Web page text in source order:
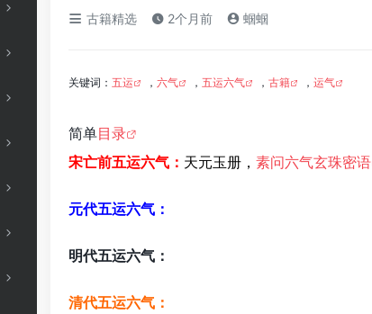
古籍精选 2个月前 蝈蝈
关键词： 五运 ， 六气 ， 五运六气 ， 古籍 ， 运气
简单目录
宋亡前五运六气： 天元玉册， 素问六气玄珠密语
元代五运六气：
明代五运六气：
清代五运六气：